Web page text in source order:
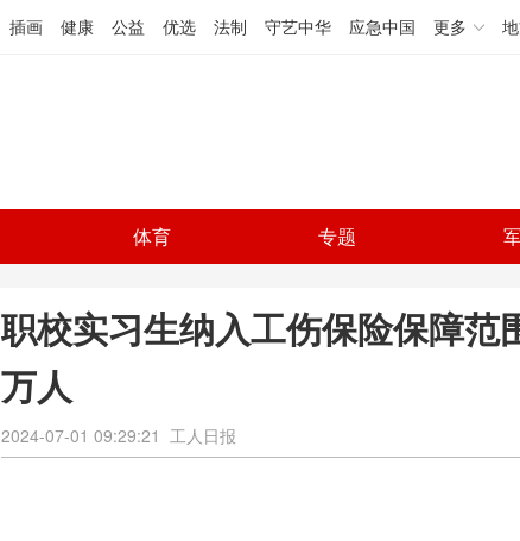
插画 健康 公益 优选 法制 守艺中华 应急中国 更多
体育 专题
职校实习生纳入工伤保险保障范
万人
2024-07-01 09:29:21 工人日报